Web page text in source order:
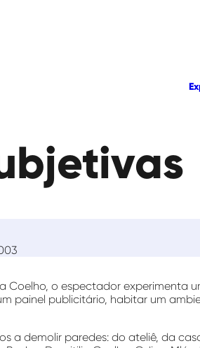
Coelho, o espectador experimenta
painel publicitário, habitar um
a demolir paredes: do ateliê, da